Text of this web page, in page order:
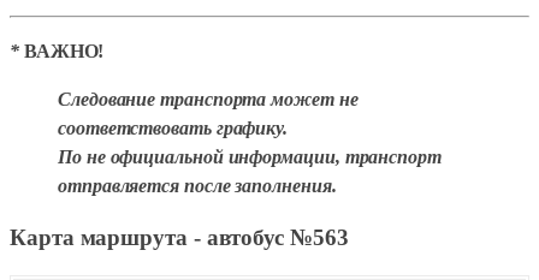
* ВАЖНО!
Следование транспорта может не
соответствовать графику.
По не официальной информации, транспорт
отправляется после заполнения.
Карта маршрута - автобус №563